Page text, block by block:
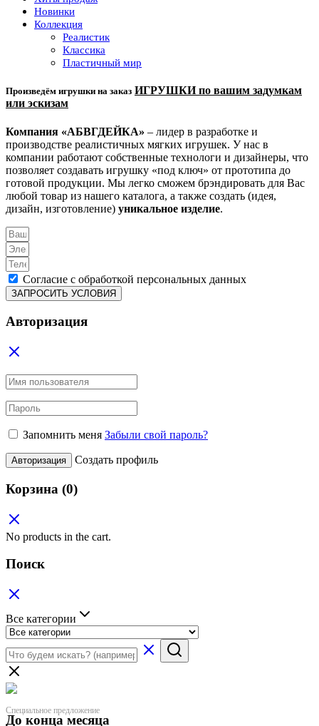
Новинки
Коллекция
Реалистик
Классика
Пластичный мир
Произведём игрушки на заказ ИГРУШКИ по вашим задумкам
или эскизам
Компания «АБВГДЕЙКА» – лидер в разработке и
производстве реалистичных мягких игрушек. У нас в
компании работают собственные технологи и дизайнеры, что
позволяет создавать игрушку «под ключ» от прототипа до
готовой продукции. Мы легко сможем брэндировать для Вас
любой товар из нашего каталога, а также создать (идея,
дизайн, изготовление) уникальное изделие.
Согласие с обработкой персональных данных
ЗАПРОСИТЬ УСЛОВИЯ
Авторизация
Запомнить меня Забыли свой пароль?
Авторизация Создать профиль
Корзина (0)
No products in the cart.
Поиск
Все категории
Специальное предложение
До конца месяца